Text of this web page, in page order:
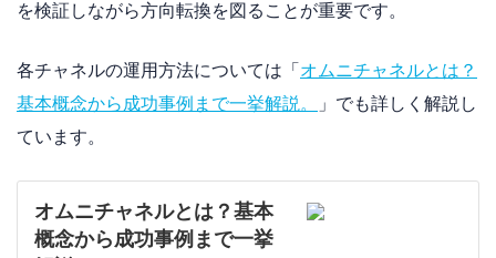
を検証しながら方向転換を図ることが重要です。
各チャネルの運用方法については「 オムニチャネルとは？
基本概念から成功事例まで一挙解説。
」でも詳しく解説し
ています。
オムニチャネルとは？基本
概念から成功事例まで一挙